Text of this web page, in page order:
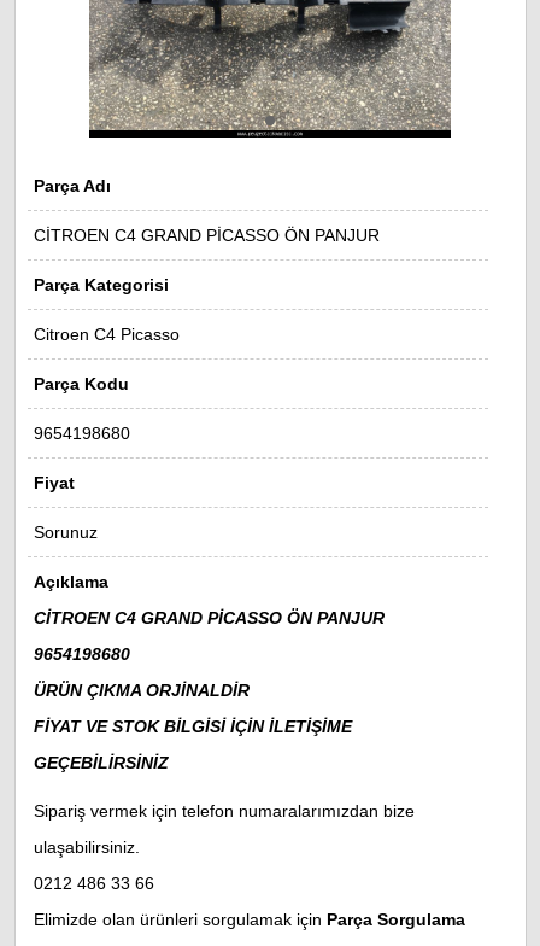
Parça Adı
CİTROEN C4 GRAND PİCASSO ÖN PANJUR
Parça Kategorisi
Citroen C4 Picasso
Parça Kodu
9654198680
Fiyat
Sorunuz
Açıklama
CİTROEN C4 GRAND PİCASSO ÖN PANJUR
9654198680
ÜRÜN ÇIKMA ORJİNALDİR
FİYAT VE STOK BİLGİSİ İÇİN İLETİŞİME
GEÇEBİLİRSİNİZ
Sipariş vermek için telefon numaralarımızdan bize
ulaşabilirsiniz.
0212 486 33 66
Elimizde olan ürünleri sorgulamak için Parça Sorgulama